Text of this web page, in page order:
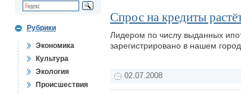
Рубрики
Экономика
Культура
Экология
Происшествия
Спрос на кредиты
Лидером по числу выданных
зарегистрировано в нашем
02.07.2008